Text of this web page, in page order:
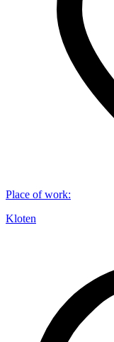
Place of work:
Kloten